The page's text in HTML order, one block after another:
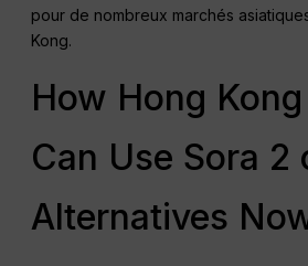
pour de nombreux marchés
Kong.
How Hong
Can Use Sora 2
Alternatives